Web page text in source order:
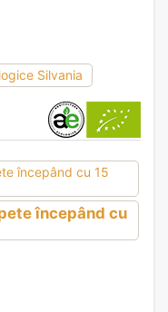
Silvania
începând cu